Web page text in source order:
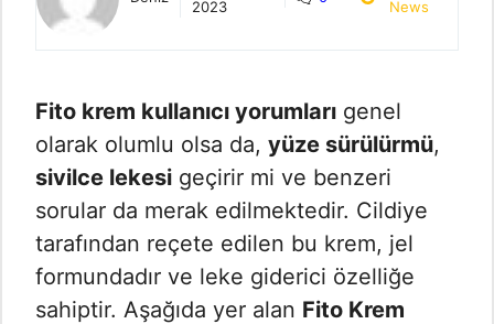
2023
News
Fito krem kullanıcı yorumları genel
olarak olumlu olsa da, yüze sürülürmü,
sivilce lekesi geçirir mi ve benzeri
sorular da merak edilmektedir. Cildiye
tarafından reçete edilen bu krem, jel
formundadır ve leke giderici özelliğe
sahiptir. Aşağıda yer alan Fito Krem